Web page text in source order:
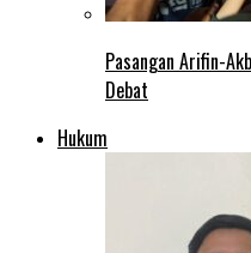
Pasangan Arifin-
Debat
Hukum